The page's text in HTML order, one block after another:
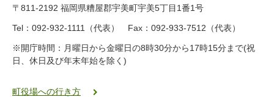
8
-
5
5
ク
〒811-2192 福岡県糟屋郡宇美町宇美5丁目1番1号
Tel：092-932-1111（代表） Fax：092-933-7512（代表）
※開庁時間：月曜日から金曜日の8時30分から17時15分まで(祝
日、休日及び年末年始を除く)
町役場への行き方